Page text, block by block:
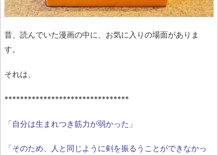
昔、読んでいた漫画の中に、お気に入りの場面がありま
す。
それは、
********************************
「自分は生まれつき筋力が弱かった」
「そのため、人と同じように剣を振るうことができなかっ